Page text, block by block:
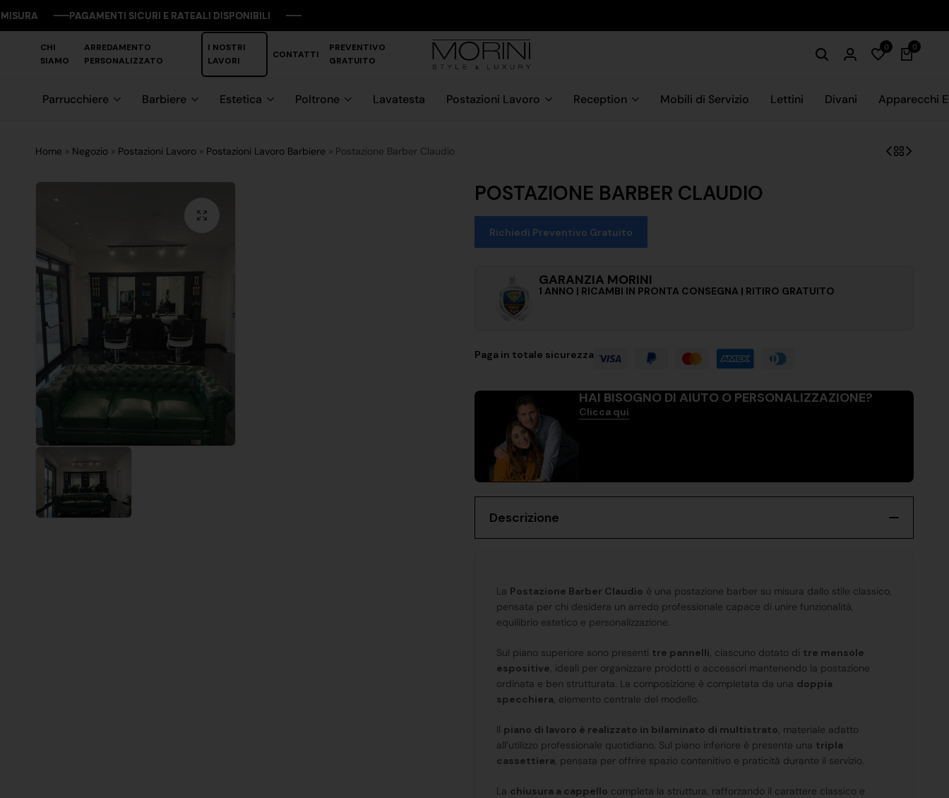
PAGAMENTI SICURI E RATEALI DISPONIBILI
PAGAMENTI SICURI E RATEALI DISPONIBILI
PAGAMENTI SICURI E RATEALI DISPONIBILI
PAGAMENTI SICURI E RATEALI DISPONIBILI
CHI
SIAMO
ARREDAMENTO
PERSONALIZZATO
I NOSTRI
LAVORI
CONTATTI
PREVENTIVO
GRATUITO
0 0
Parrucchiere Barbiere Estetica Poltrone Lavatesta Postazioni Lavoro Reception Mobili di Servizio Lettini Divani Apparecchi
Home » Negozio » Postazioni Lavoro » Postazioni Lavoro Barbiere » Postazione Barber Claudio
POSTAZIONE BARBER CLAUDIO
Richiedi Preventivo Gratuito
GARANZIA MORINI
1 ANNO | RICAMBI IN PRONTA CONSEGNA | RITIRO GRATUITO
Paga in totale sicurezza
HAI BISOGNO DI AIUTO O PERSONALIZZAZIONE?
Clicca qui
Descrizione
La Postazione Barber Claudio è una postazione barber su misura dallo stile classico,
pensata per chi desidera un arredo professionale capace di unire funzionalità,
equilibrio estetico e personalizzazione.
Sul piano superiore sono presenti tre pannelli , ciascuno dotato di tre mensole
espositive , ideali per organizzare prodotti e accessori mantenendo la postazione
ordinata e ben strutturata. La composizione è completata da una doppia
specchiera , elemento centrale del modello.
Il piano di lavoro è realizzato in bilaminato di multistrato , materiale adatto
all’utilizzo professionale quotidiano. Sul piano inferiore è presente una tripla
cassettiera , pensata per offrire spazio contenitivo e praticità durante il servizio.
La chiusura a cappello completa la struttura, rafforzando il carattere classico e